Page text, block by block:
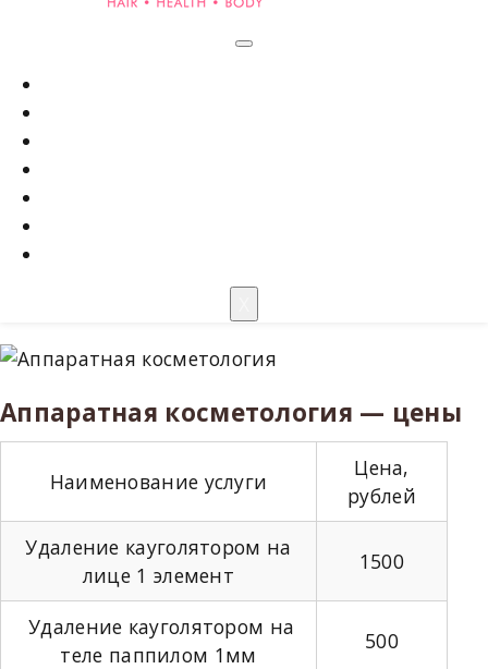
Аппаратная косметология — цены
Наименование услуги
Цена,
рублей
Удаление кауголятором на
лице 1 элемент
1500
Удаление кауголятором на
теле паппилом 1мм
500